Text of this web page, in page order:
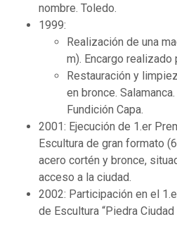
nombre. Toledo.
1999:
Realización de una
m). Encargo realizado
Restauración y
en bronce.
Fundición Capa.
2001: Ejecución de 1.er
Escultura de gran formato
acero cortén y bronce,
acceso a la ciudad.
2002: Participación en el
de Escultura “Piedra Ciudad